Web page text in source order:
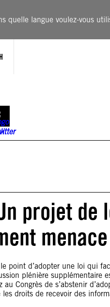
quelle langue voulez-vous
projet
point d’adopter une loi qui
plénière supplémentaire
au Congrès de s’abstenir
droits de recevoir des